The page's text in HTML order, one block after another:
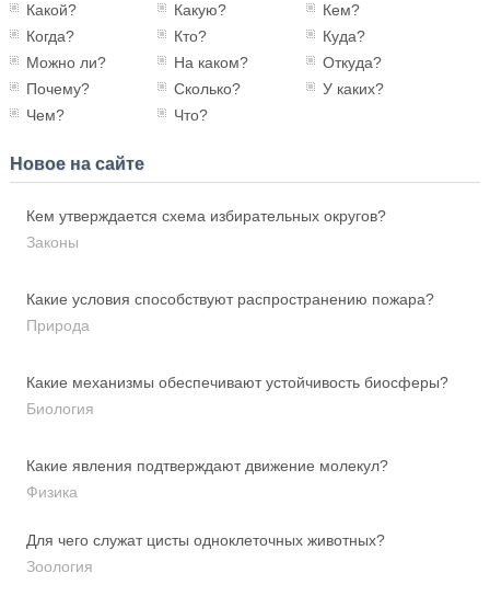
Какой?
Какую?
Кем?
Когда?
Кто?
Куда?
Можно ли?
На каком?
Откуда?
Почему?
Сколько?
У каких?
Чем?
Что?
Новое на сайте
Кем утверждается схема избирательных округов?
Законы
Какие условия способствуют распространению пожара?
Природа
Какие механизмы обеспечивают устойчивость биосферы?
Биология
Какие явления подтверждают движение молекул?
Физика
Для чего служат цисты одноклеточных животных?
Зоология